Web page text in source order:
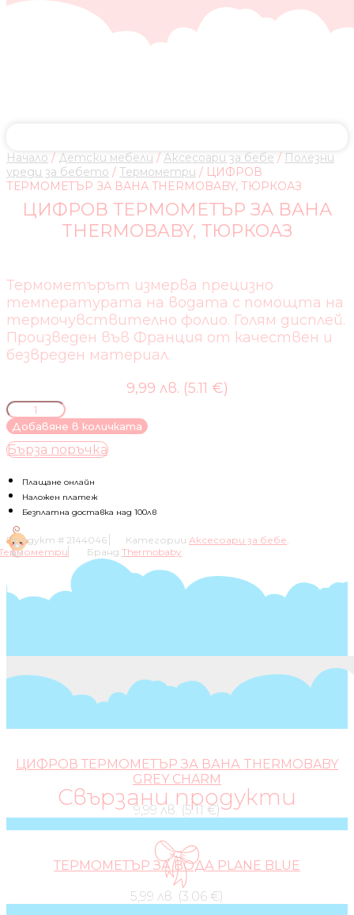
Начало / Детски мебели / Аксесоари за бебе / Полезни
уреди за бебето / Термометри / ЦИФРОВ
ТЕРМОМЕТЪР ЗА ВАНА THERMOBABY, ТЮРКОАЗ
ЦИФРОВ ТЕРМОМЕТЪР ЗА ВАНА
THERMOBABY, ТЮРКОАЗ
Термометърът измерва прецизно
температурата на водата с помощта на
термочувствително фолио. Голям дисплей.
Произведен във Франция от качествен и
безвреден материал.
9,99 лв. (5.11 €)
количество
за
ЦИФРОВ
ТЕРМОМЕТЪР
ВАНА
THERMOBABY,
ТЮРКОАЗ
Добавяне в количката
Бърза поръчка
Плащане онлайн
Наложен платеж
Безплатна доставка над 100лв
Продукт # 2144046 Категории Аксесоари за бебе,
Бранд Thermobaby
Свързани продукти
ЦИФРОВ ТЕРМОМЕТЪР ЗА ВАНА THERMOBABY
GREY CHARM
9,99 лв. (5.11 €)
ТЕРМОМЕТЪР ЗА ВОДА PLANE BLUE
5,99 лв. (3.06 €)